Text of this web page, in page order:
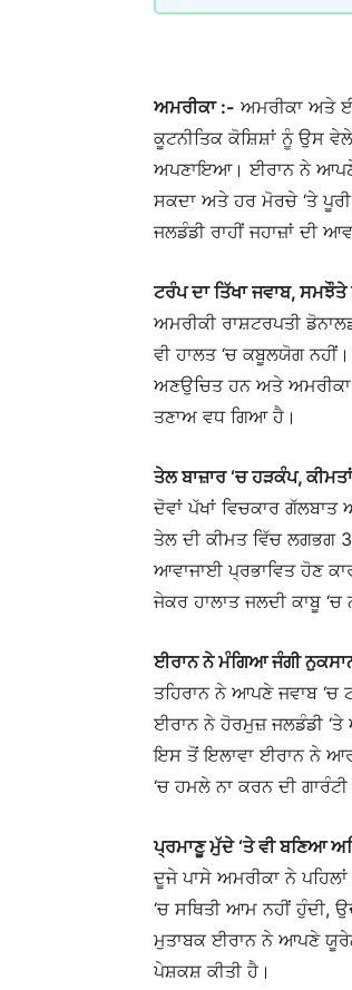
ਅਮਰੀਕਾ :- ਅਮਰੀਕਾ ਅਤੇ
ਕੂਟਨੀਤਿਕ ਕੋਸ਼ਿਸ਼ਾਂ ਨੂੰ ਉਸ
ਅਪਣਾਇਆ। ਈਰਾਨ ਨੇ ਆਪਣੇ
ਸਕਦਾ ਅਤੇ ਹਰ ਮੋਰਚੇ ‘ਤੇ
ਜਲਡੰਡੀ ਰਾਹੀਂ ਜਹਾਜ਼ਾਂ ਦੀ
ਟਰੰਪ ਦਾ ਤਿੱਖਾ ਜਵਾਬ,
ਅਮਰੀਕੀ ਰਾਸ਼ਟਰਪਤੀ
ਵੀ ਹਾਲਤ ‘ਚ ਕਬੂਲਯੋਗ
ਅਣਉਚਿਤ ਹਨ ਅਤੇ
ਤਣਾਅ ਵਧ ਗਿਆ ਹੈ।
ਤੇਲ ਬਾਜ਼ਾਰ ‘ਚ ਹੜਕੰਪ,
ਦੋਵਾਂ ਪੱਖਾਂ ਵਿਚਕਾਰ
ਤੇਲ ਦੀ ਕੀਮਤ ਵਿੱਚ ਲਗਭਗ 3
ਆਵਾਜਾਈ ਪ੍ਰਭਾਵਿਤ ਹੋਣ
ਜੇਕਰ ਹਾਲਾਤ ਜਲਦੀ ਕਾਬੂ
ਈਰਾਨ ਨੇ ਮੰਗਿਆ ਜੰਗੀ
ਤਹਿਰਾਨ ਨੇ ਆਪਣੇ ਜਵਾਬ
ਈਰਾਨ ਨੇ ਹੋਰਮੁਜ਼ ਜਲਡੰਡੀ ‘ਤੇ
ਇਸ ਤੋਂ ਇਲਾਵਾ ਈਰਾਨ ਨੇ
‘ਚ ਹਮਲੇ ਨਾ ਕਰਨ ਦੀ
ਪ੍ਰਮਾਣੂ ਮੁੱਦੇ ‘ਤੇ ਵੀ ਬਣਿਆ
ਦੂਜੇ ਪਾਸੇ ਅਮਰੀਕਾ ਨੇ
‘ਚ ਸਥਿਤੀ ਆਮ ਨਹੀਂ ਹੁੰਦੀ,
ਮੁਤਾਬਕ ਈਰਾਨ ਨੇ ਆਪਣੇ
ਪੇਸ਼ਕਸ਼ ਕੀਤੀ ਹੈ।